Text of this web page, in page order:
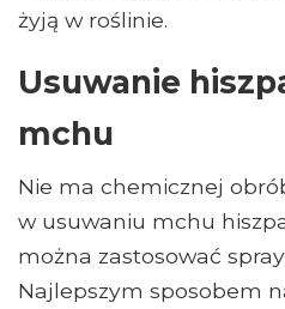
żyją w roślinie.
Usuwanie
mchu
Nie ma chemicznej
w usuwaniu mchu
można zastosować
Najlepszym sposobem